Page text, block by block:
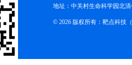
地址：中关村生命科学园北
© 2026 版权所有：靶点科技